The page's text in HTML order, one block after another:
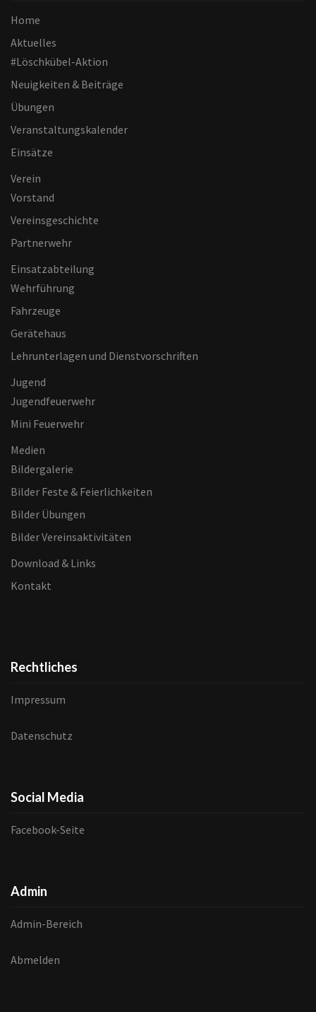
Home
Aktuelles
#Löschkübel-Aktion
Neuigkeiten & Beiträge
Übungen
Veranstaltungskalender
Einsätze
Verein
Vorstand
Vereinsgeschichte
Partnerwehr
Einsatzabteilung
Wehrführung
Fahrzeuge
Gerätehaus
Lehrunterlagen und Dienstvorschriften
Jugend
Jugendfeuerwehr
Mini Feuerwehr
Medien
Bildergalerie
Bilder Feste & Feierlichkeiten
Bilder Übungen
Bilder Vereinsaktivitäten
Download & Links
Kontakt
Rechtliches
Impressum
Datenschutz
Social Media
Facebook-Seite
Admin
Admin-Bereich
Abmelden